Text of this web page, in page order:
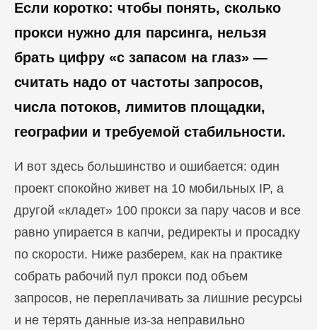
Если коротко: чтобы понять, сколько
прокси нужно для парсинга, нельзя
брать цифру «с запасом на глаз» —
считать надо от частоты запросов,
числа потоков, лимитов площадки,
географии и требуемой стабильности.
И вот здесь большинство и ошибается: один
проект спокойно живет на 10 мобильных IP, а
другой «кладет» 100 прокси за пару часов и все
равно упирается в капчи, редиректы и просадку
по скорости. Ниже разберем, как на практике
собрать рабочий пул прокси под объем
запросов, не переплачивать за лишние ресурсы
и не терять данные из-за неправильно